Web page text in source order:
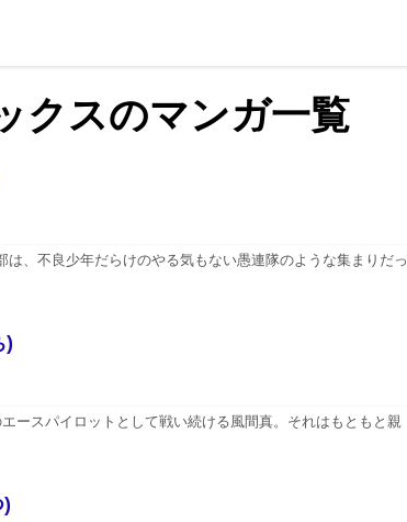
クスのマンガ一覧
、不良少年だらけのやる気もない愚連隊のような集まりだっ
)
ースパイロットとして戦い続ける風間真。それはもともと親